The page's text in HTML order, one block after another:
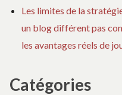
Les limites de la
un blog différent pas
les avantages réels de
Catégories